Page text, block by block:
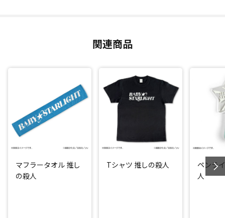
関連商品
マフラータオル 推し
の殺人
Tシャツ 推しの殺人
ペンラ
人